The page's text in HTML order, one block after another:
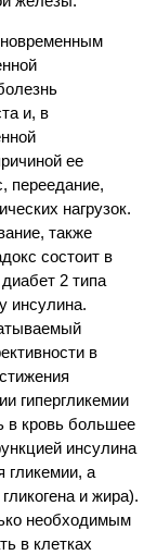
и, в
ее
переедание,
нагрузок.
также
состоит в
2 типа
инсулина.
в
гипергликемии
в кровь большее
инсулина
гликемии, а
и жира).
необходимым
в клетках